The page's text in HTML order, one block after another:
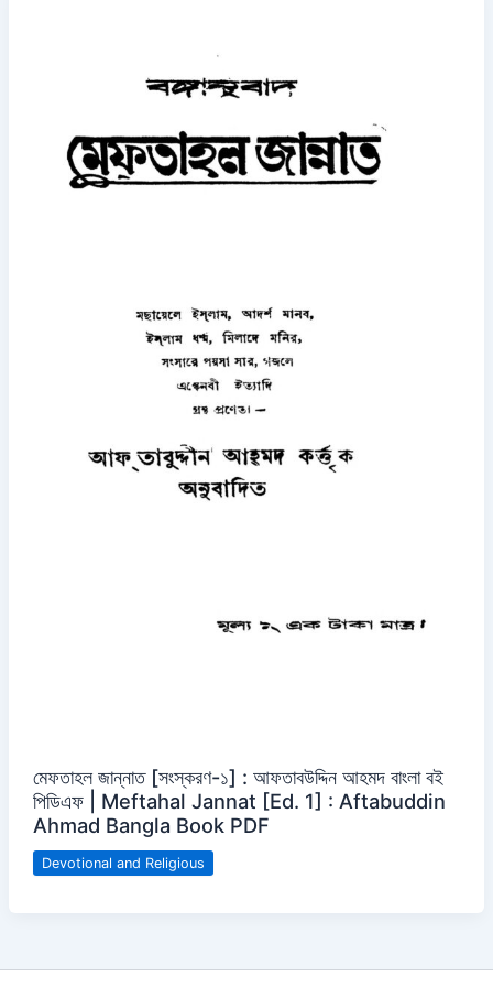
মেফতাহল জান্নাত [সংস্করণ-১] : আফতাবউদ্দিন আহমদ বাংলা বই
পিডিএফ | Meftahal Jannat [Ed. 1] : Aftabuddin
Ahmad Bangla Book PDF
Devotional and Religious